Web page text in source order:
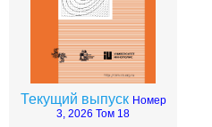
Текущий выпуск Номер
3, 2026 Том 18